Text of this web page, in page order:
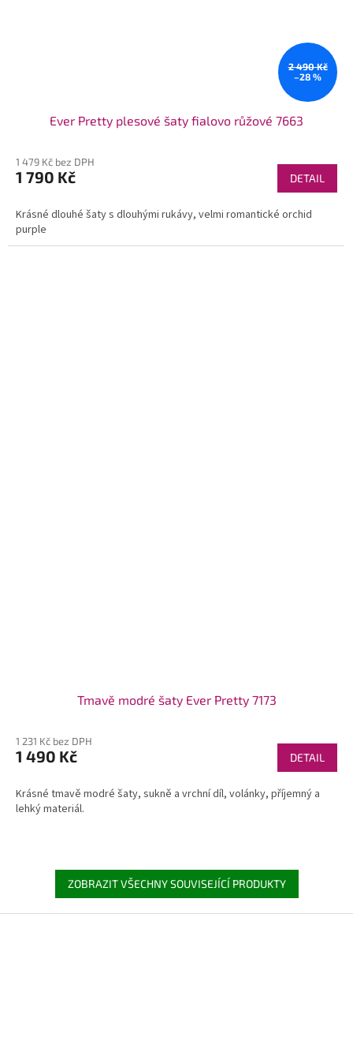
2 490 Kč
–28 %
Ever Pretty plesové šaty fialovo růžové 7663
1 479 Kč bez DPH
1 790 Kč DETAIL
Krásné dlouhé šaty s dlouhými rukávy, velmi romantické orchid
purple
Tmavě modré šaty Ever Pretty 7173
1 231 Kč bez DPH
1 490 Kč DETAIL
Krásné tmavě modré šaty, sukně a vrchní díl, volánky, příjemný a
lehký materiál.
ZOBRAZIT VŠECHNY SOUVISEJÍCÍ PRODUKTY